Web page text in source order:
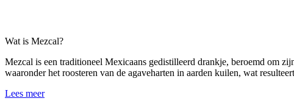
Wat is Mezcal?
Mezcal is een traditioneel Mexicaans gedistilleerd drankje, beroemd om
waaronder het roosteren van de agaveharten in aarden kuilen, wat
Lees meer